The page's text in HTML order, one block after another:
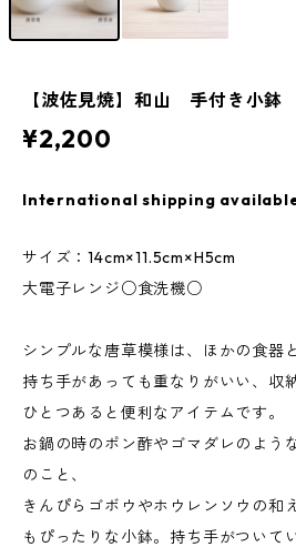
【波佐見焼】和山 手付き小
¥2,200
International shipping
サイズ：14cm×11.5cm×H5cm
大電子レンジ○食洗機○
シンプルな唐草模様は、ほかの食器
持ち手があっても重なりがいい、収
ひとつあると便利なアイテムです。
お鍋の時のポン酢やゴマダレのよう
のこと、
きんぴらゴボウやホウレンソウの和
もぴったりな小鉢。持ち手がついて